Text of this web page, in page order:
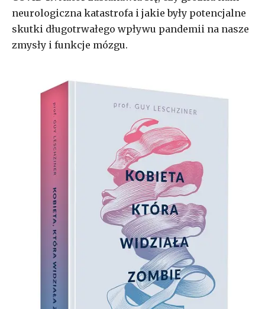
neurologiczna katastrofa i jakie były potencjalne
skutki długotrwałego wpływu pandemii na nasze
zmysły i funkcje mózgu.